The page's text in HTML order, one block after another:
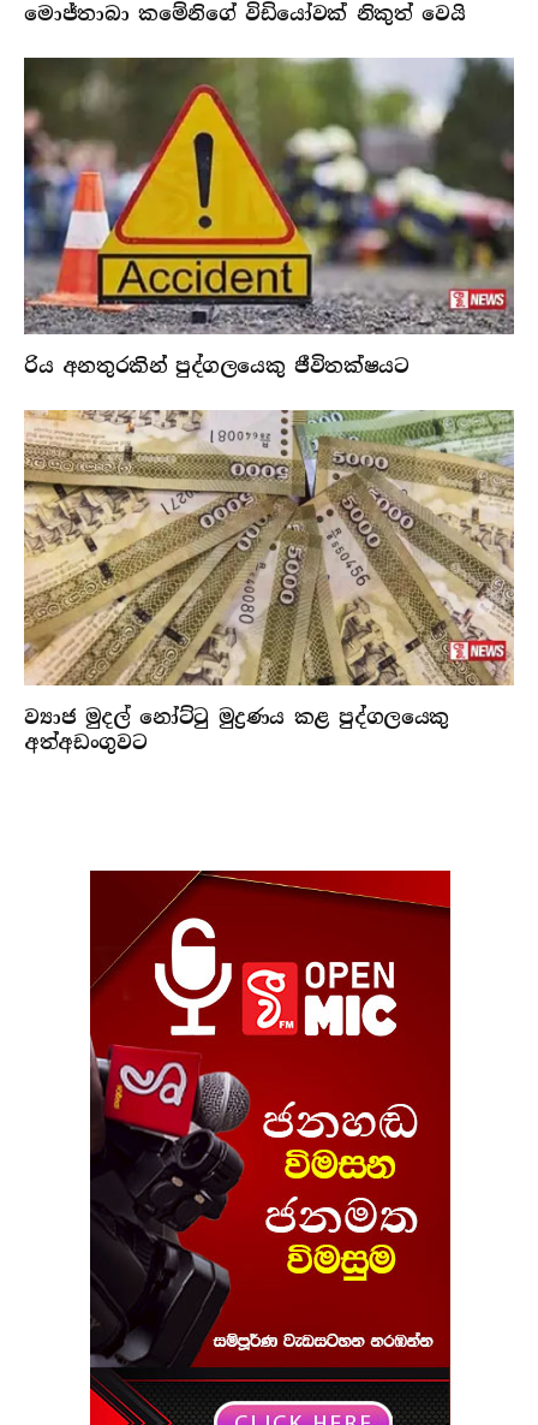
මොජ්තාබා කමේනිගේ විඩියෝවක් නිකුත් වෙයි
රිය අනතුරකින් පුද්ගලයෙකු ජීවිතක්ෂයට
ව්‍යාජ මුදල් නෝට්ටු මුද්‍රණය කළ පුද්ගලයෙකු
අත්අඩංගුවට